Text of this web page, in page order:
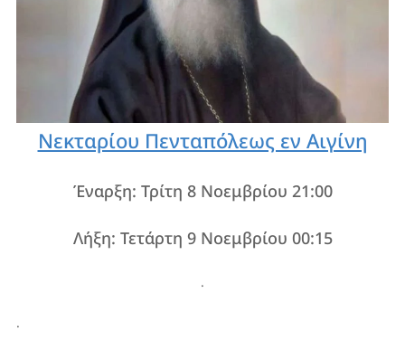
Νεκταρίου Πενταπόλεως εν Αιγίνη
Έναρξη: Τρίτη 8 Νοεμβρίου 21:00
Λήξη: Τετάρτη 9 Νοεμβρίου 00:15
.
.